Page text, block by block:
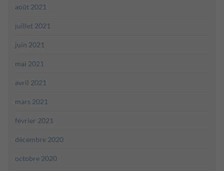
août 2021
juillet 2021
juin 2021
mai 2021
avril 2021
mars 2021
février 2021
décembre 2020
octobre 2020